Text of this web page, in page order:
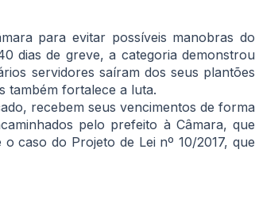
para evitar possíveis manobras do
dias de greve, a categoria demonstrou
servidores saíram dos seus plantões
também fortalece a luta.
recebem seus vencimentos de forma
pelo prefeito à Câmara, que
caso do Projeto de Lei nº 10/2017, que